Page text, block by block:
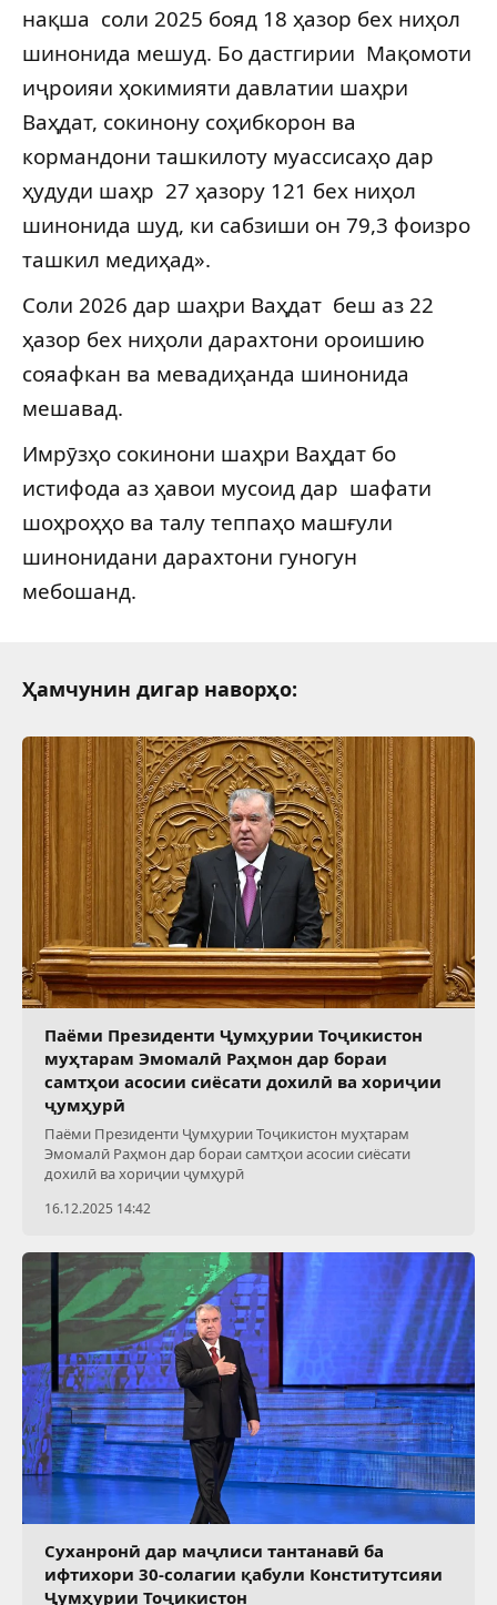
нақша соли 2025 бояд 18 ҳазор бех ниҳол
шинонида мешуд. Бо дастгирии Мақомоти
иҷроияи ҳокимияти давлатии шаҳри
Ваҳдат, сокинону соҳибкорон ва
кормандони ташкилоту муассисаҳо дар
ҳудуди шаҳр 27 ҳазору 121 бех ниҳол
шинонида шуд, ки сабзиши он 79,3 фоизро
ташкил медиҳад».
Соли 2026 дар шаҳри Ваҳдат беш аз 22
ҳазор бех ниҳоли дарахтони ороишию
сояафкан ва мевадиҳанда шинонида
мешавад.
Имрӯзҳо сокинони шаҳри Ваҳдат бо
истифода аз ҳавои мусоид дар шафати
шоҳроҳҳо ва талу теппаҳо машғули
шинонидани дарахтони гуногун
мебошанд.
Ҳамчунин дигар наворҳо:
Паёми Президенти Ҷумҳурии Тоҷикистон
муҳтарам Эмомалӣ Раҳмон дар бораи
самтҳои асосии сиёсати дохилӣ ва хориҷии
ҷумҳурӣ
Паёми Президенти Ҷумҳурии Тоҷикистон муҳтарам
Эмомалӣ Раҳмон дар бораи самтҳои асосии сиёсати
дохилӣ ва хориҷии ҷумҳурӣ
16.12.2025 14:42
Суханронӣ дар маҷлиси тантанавӣ ба
ифтихори 30-солагии қабули Конститутсияи
Ҷумҳурии Тоҷикистон